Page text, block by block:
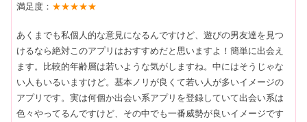
満足度： ★★★★★
あくまでも私個人的な意見になるんですけど、遊びの男友達を見つ
けるなら絶対このアプリはおすすめだと思いますよ！簡単に出会え
ます。比較的年齢層は若いような気がしますね。中にはそうじゃな
い人もいるいますけど。基本ノリが良くて若い人が多いイメージの
アプリです。実は何個か出会い系アプリを登録していて出会い系は
色々やってるんですけど、その中でも一番威勢が良いイメージです